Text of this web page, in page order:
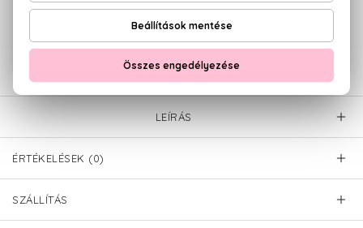
Kérdésed van, elakadtál? Hívd ügyfélszolgálatunkat:
779 1926
LEÍRÁS
ÉRTÉKELÉSEK (0)
SZÁLLÍTÁS